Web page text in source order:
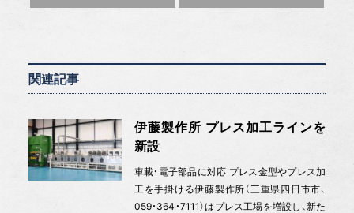
関連記事
伊藤製作所 プレス加工ラインを
新設
車載・電子部品に対応 プレス金型やプレス加
工を手掛ける伊藤製作所（三重県四日市市、
059・364・7111）はプレス工場を増設し、新た